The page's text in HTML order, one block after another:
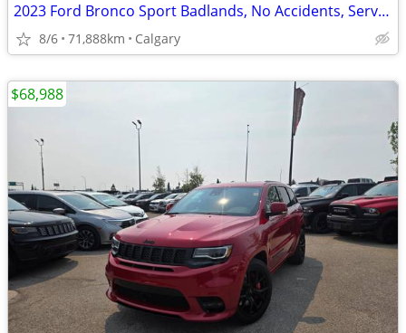
2023 Ford Bronco Sport Badlands, No Accidents, Service History #11174
8/6 71,888km Calgary
$68,988